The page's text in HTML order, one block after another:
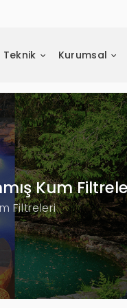
Teknik Kurumsal
Kum
Filtreleri